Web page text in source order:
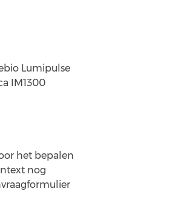
Lumipulse
IM1300
het bepalen
nog